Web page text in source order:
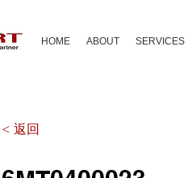
HOME ABOUT SERVICES
< 返回